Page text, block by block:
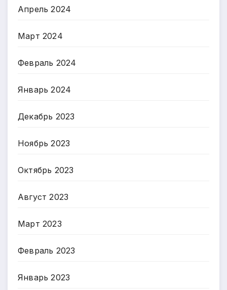
Апрель 2024
Март 2024
Февраль 2024
Январь 2024
Декабрь 2023
Ноябрь 2023
Октябрь 2023
Август 2023
Март 2023
Февраль 2023
Январь 2023